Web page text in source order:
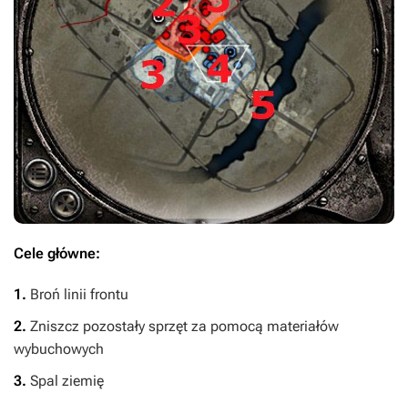
Cele główne:
1. Broń linii frontu
2. Zniszcz pozostały sprzęt za pomocą materiałów
wybuchowych
3. Spal ziemię